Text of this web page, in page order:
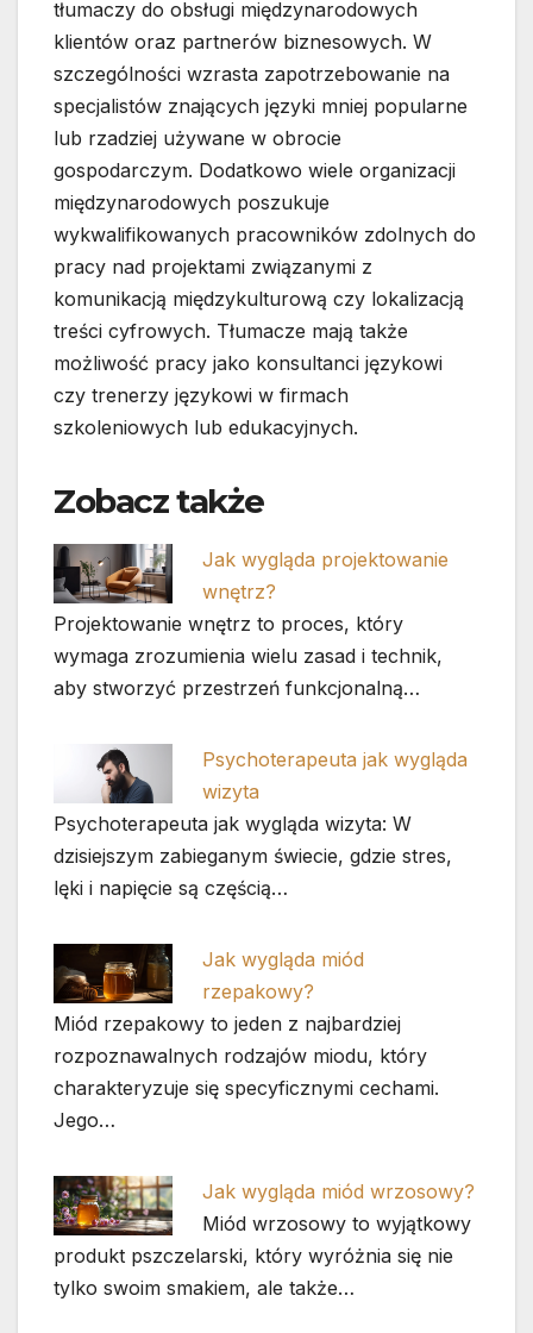
tłumaczy do obsługi międzynarodowych
klientów oraz partnerów biznesowych. W
szczególności wzrasta zapotrzebowanie na
specjalistów znających języki mniej popularne
lub rzadziej używane w obrocie
gospodarczym. Dodatkowo wiele organizacji
międzynarodowych poszukuje
wykwalifikowanych pracowników zdolnych do
pracy nad projektami związanymi z
komunikacją międzykulturową czy lokalizacją
treści cyfrowych. Tłumacze mają także
możliwość pracy jako konsultanci językowi
czy trenerzy językowi w firmach
szkoleniowych lub edukacyjnych.
Zobacz także
Jak wygląda projektowanie
wnętrz?
Projektowanie wnętrz to proces, który
wymaga zrozumienia wielu zasad i technik,
aby stworzyć przestrzeń funkcjonalną…
Psychoterapeuta jak wygląda
wizyta
Psychoterapeuta jak wygląda wizyta: W
dzisiejszym zabieganym świecie, gdzie stres,
lęki i napięcie są częścią…
Jak wygląda miód
rzepakowy?
Miód rzepakowy to jeden z najbardziej
rozpoznawalnych rodzajów miodu, który
charakteryzuje się specyficznymi cechami.
Jego…
Jak wygląda miód wrzosowy?
Miód wrzosowy to wyjątkowy
produkt pszczelarski, który wyróżnia się nie
tylko swoim smakiem, ale także…